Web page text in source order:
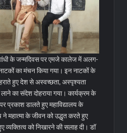
गांधी के जन्मदिवस पर एमजे कालेज में अलग-
नाटकों का मंचन किया गया। इन नाटकों के
हुए देश से अस्वच्छता, अस्पृश्यता
का संदेश दोहराया गया। कार्यक्रम के
प्रकाश डालते हुए महाविद्यालय के
ने महात्मा के जीवन को उद्धृत करते हुए
व्यक्तित्व को निखारने की सलाह दी। डॉ